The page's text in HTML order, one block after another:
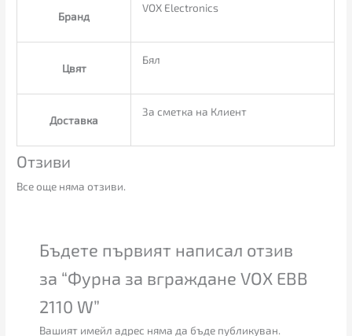
Бранд
VOX Electronics
Цвят
Бял
Доставка
За сметка на Клиент
Отзиви
Все още няма отзиви.
Бъдете първият написал отзив
за “Фурна за вграждане VOX EBB
2110 W”
Вашият имейл адрес няма да бъде публикуван.